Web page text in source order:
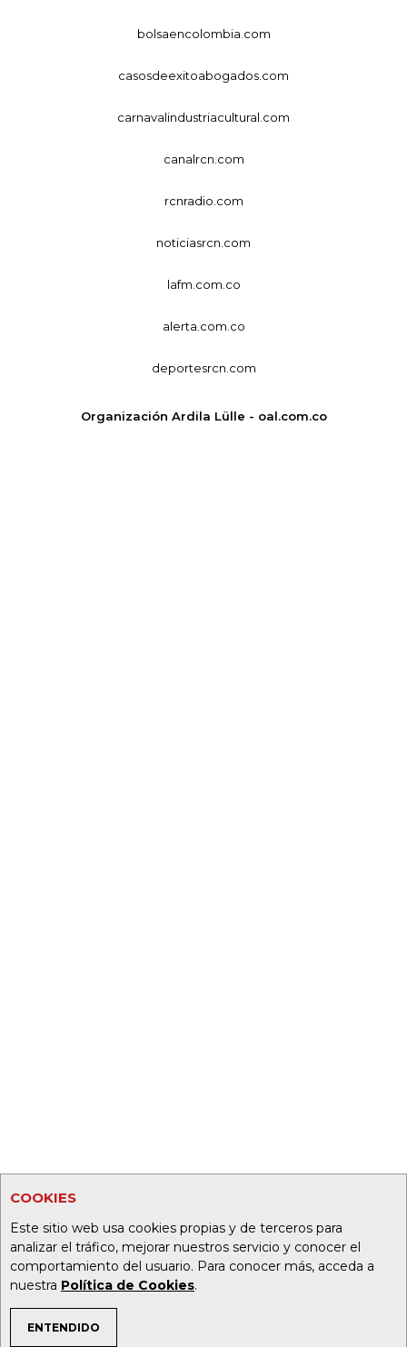
COOKIES
Este sitio web usa cookies propias y de terceros para
analizar el tráfico, mejorar nuestros servicio y conocer el
comportamiento del usuario. Para conocer más, acceda a
nuestra Política de Cookies.
ENTENDIDO
TEMAS DE INTERÉS
bolsaencolombia.com
casosdeexitoabogados.com
carnavalindustriacultural.com
canalrcn.com
rcnradio.com
noticiasrcn.com
lafm.com.co
alerta.com.co
deportesrcn.com
Organización Ardila Lülle - oal.com.co